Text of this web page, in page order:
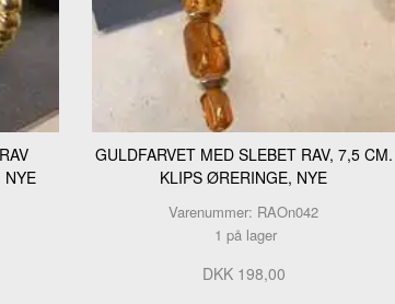
NYE
GULDFARVET MED SLEBET RAV, 7,5 CM.
KLIPS ØRERINGE, NYE
Varenummer: RAOn042
1 på lager
DKK 198,00